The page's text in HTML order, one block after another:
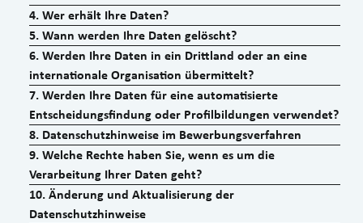
4.Wer erhält Ihre Daten?
5.Wann werden Ihre Daten gelöscht?
6.Werden Ihre Daten in ein Drittland oder an eine
internationale Organisation übermittelt?
7.Werden Ihre Daten für eine automatisierte
Entscheidungsfindung oder Profilbildungen verwendet?
8. Datenschutzhinweise im Bewerbungsverfahren
9.Welche Rechte haben Sie, wenn es um die
Verarbeitung Ihrer Daten geht?
10.Änderung und Aktualisierung der
Datenschutzhinweise